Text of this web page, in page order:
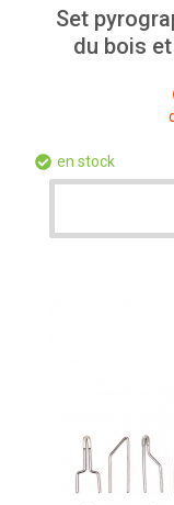
Set
du bois
en stock